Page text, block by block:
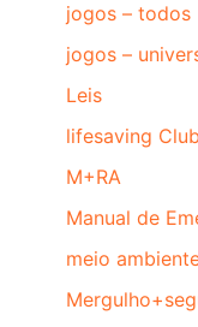
jogos – todos
jogos –
Leis
lifesaving
M+RA
Manual de
meio